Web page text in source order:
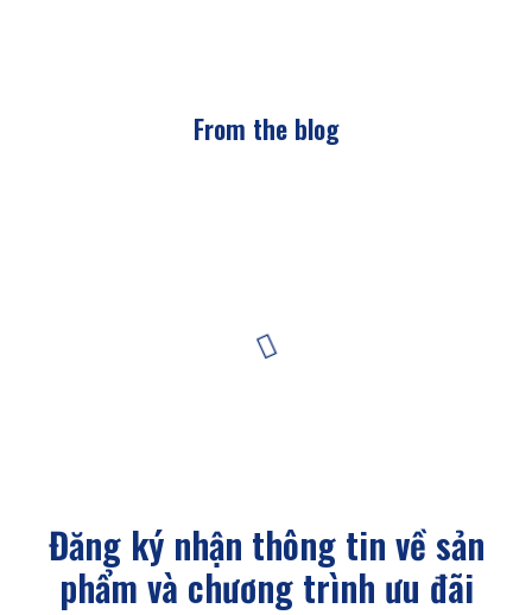
From the blog
Đăng ký nhận thông tin về sản
phẩm và chương trình ưu đãi